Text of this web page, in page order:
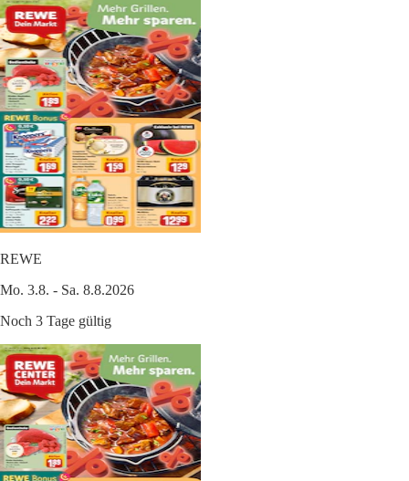
REWE
Mo. 3.8. - Sa. 8.8.2026
Noch 3 Tage gültig